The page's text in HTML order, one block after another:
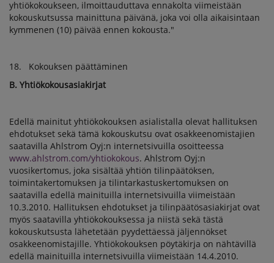
yhtiökokoukseen, ilmoittauduttava ennakolta viimeistään
kokouskutsussa mainittuna päivänä, joka voi olla aikaisintaan
kymmenen (10) päivää ennen kokousta."
18. Kokouksen päättäminen
B. Yhtiökokousasiakirjat
Edellä mainitut yhtiökokouksen asialistalla olevat hallituksen
ehdotukset sekä tämä kokouskutsu ovat osakkeenomistajien
saatavilla Ahlstrom Oyj:n internetsivuilla osoitteessa
www.ahlstrom.com/yhtiokokous. Ahlstrom Oyj:n
vuosikertomus, joka sisältää yhtiön tilinpäätöksen,
toimintakertomuksen ja tilintarkastuskertomuksen on
saatavilla edellä mainituilla internetsivuilla viimeistään
10.3.2010. Hallituksen ehdotukset ja tilinpäätösasiakirjat ovat
myös saatavilla yhtiökokouksessa ja niistä sekä tästä
kokouskutsusta lähetetään pyydettäessä jäljennökset
osakkeenomistajille. Yhtiökokouksen pöytäkirja on nähtävillä
edellä mainituilla internetsivuilla viimeistään 14.4.2010.